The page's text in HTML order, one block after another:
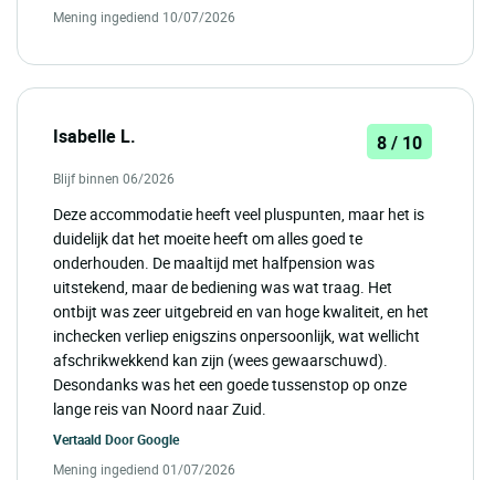
Mening ingediend 10/07/2026
Isabelle L. 8 / 10
Blijf binnen 06/2026
Deze accommodatie heeft veel pluspunten, maar het is
duidelijk dat het moeite heeft om alles goed te
onderhouden. De maaltijd met halfpension was
uitstekend, maar de bediening was wat traag. Het
ontbijt was zeer uitgebreid en van hoge kwaliteit, en het
inchecken verliep enigszins onpersoonlijk, wat wellicht
afschrikwekkend kan zijn (wees gewaarschuwd).
Desondanks was het een goede tussenstop op onze
lange reis van Noord naar Zuid.
Vertaald DoorGoogle
Mening ingediend 01/07/2026